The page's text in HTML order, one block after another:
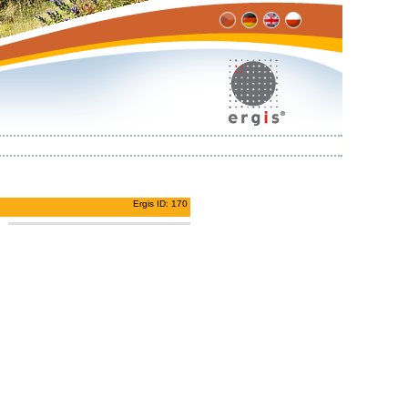
Ergis ID: 170